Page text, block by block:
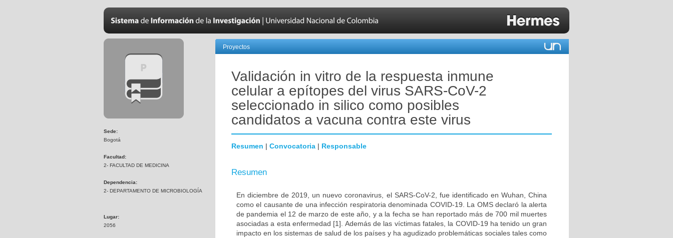
Sede:
Bogotá
Facultad:
2- FACULTAD DE MEDICINA
Dependencia:
2- DEPARTAMENTO DE MICROBIOLOGÍA
Lugar:
2056
Proyectos
Validación in vitro de la respuesta inmune
celular a epítopes del virus SARS-CoV-2
seleccionado in silico como posibles
candidatos a vacuna contra este virus
Resumen | Convocatoria | Responsable
Resumen
En diciembre de 2019, un nuevo coronavirus, el SARS-CoV-2, fue identificado en Wuhan, China
como el causante de una infección respiratoria denominada COVID-19. La OMS declaró la alerta
de pandemia el 12 de marzo de este año, y a la fecha se han reportado más de 700 mil muertes
asociadas a esta enfermedad [1]. Además de las víctimas fatales, la COVID-19 ha tenido un gran
impacto en los sistemas de salud de los países y ha agudizado problemáticas sociales tales como